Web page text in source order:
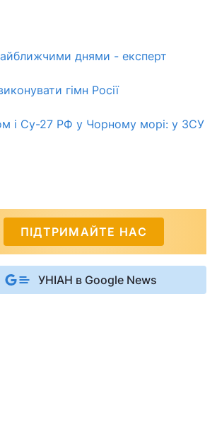
днями - експерт
гімн Росії
і Су-27 РФ у Чорному морі: у ЗСУ
ПІДТРИМАЙТЕ НАС
УНІАН в Google News